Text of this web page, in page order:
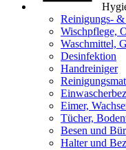
Reinigungs-
Wischpflege,
Waschmittel,
Desinfektion
Handreiniger
Eimer,
Tücher,
Besen und
Halter und